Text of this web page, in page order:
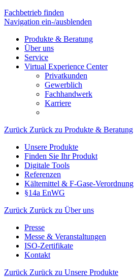
Fachbetrieb finden
Navigation ein-/ausblenden
Produkte & Beratung
Über uns
Service
Virtual Experience Center
Privatkunden
Gewerblich
Fachhandwerk
Karriere
Zurück Zurück zu Produkte & Beratung
Unsere Produkte
Finden Sie Ihr Produkt
Digitale Tools
Referenzen
Kältemittel & F-Gase-Verordnung
§14a EnWG
Zurück Zurück zu Über uns
Presse
Messe & Veranstaltungen
ISO-Zertifikate
Kontakt
Zurück Zurück zu Unsere Produkte